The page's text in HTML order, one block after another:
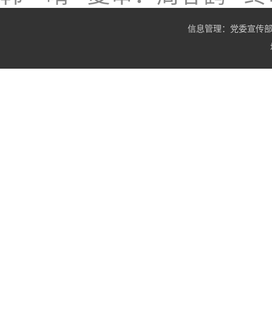
信息管理：党委宣传